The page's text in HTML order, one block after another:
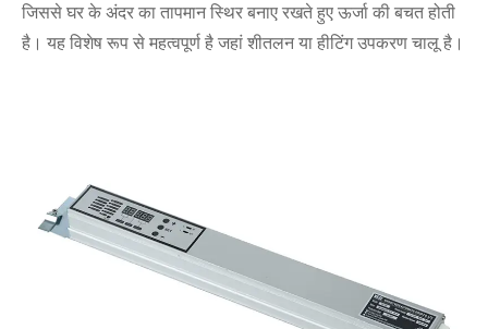
जिससे घर के अंदर का तापमान स्थिर बनाए रखते हुए ऊर्जा की बचत होती
है। यह विशेष रूप से महत्वपूर्ण है जहां शीतलन या हीटिंग उपकरण चालू है।